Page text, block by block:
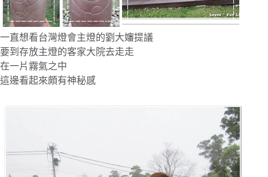
一直想看台灣燈會主燈的劉大嬸提議
要到存放主燈的客家大院去走走
在一片霧氣之中
這邊看起來頗有神秘感